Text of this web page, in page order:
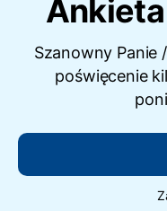
Szanowny Panie
poświęcenie